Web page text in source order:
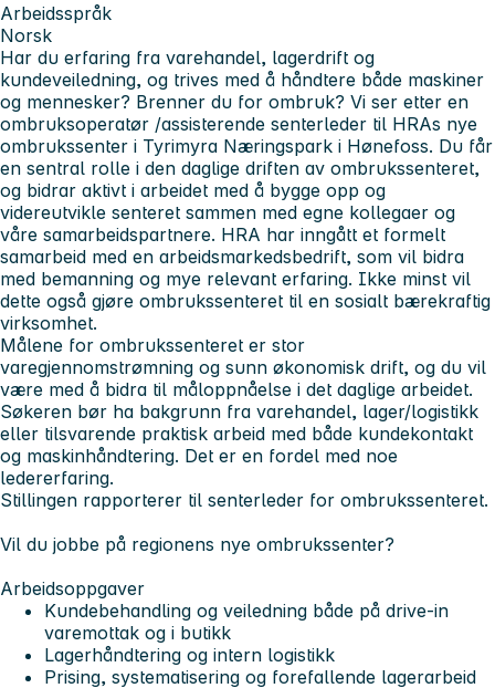
Arbeidsspråk
Norsk
Har du erfaring fra varehandel, lagerdrift og
kundeveiledning, og trives med å håndtere både maskiner
og mennesker? Brenner du for ombruk? Vi ser etter en
ombruksoperatør /assisterende senterleder til HRAs nye
ombrukssenter i Tyrimyra Næringspark i Hønefoss. Du får
en sentral rolle i den daglige driften av ombrukssenteret,
og bidrar aktivt i arbeidet med å bygge opp og
videreutvikle senteret sammen med egne kollegaer og
våre samarbeidspartnere. HRA har inngått et formelt
samarbeid med en arbeidsmarkedsbedrift, som vil bidra
med bemanning og mye relevant erfaring. Ikke minst vil
dette også gjøre ombrukssenteret til en sosialt bærekraftig
virksomhet.
Målene for ombrukssenteret er stor
varegjennomstrømning og sunn økonomisk drift, og du vil
være med å bidra til måloppnåelse i det daglige arbeidet.
Søkeren bør ha bakgrunn fra varehandel, lager/logistikk
eller tilsvarende praktisk arbeid med både kundekontakt
og maskinhåndtering. Det er en fordel med noe
ledererfaring.
Stillingen rapporterer til senterleder for ombrukssenteret.
Vil du jobbe på regionens nye ombrukssenter?
Arbeidsoppgaver
Kundebehandling og veiledning både på drive-in
varemottak og i butikk
Lagerhåndtering og intern logistikk
Prising, systematisering og forefallende lagerarbeid